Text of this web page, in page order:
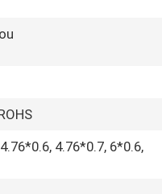
4.76*0.7, 6*0.6,